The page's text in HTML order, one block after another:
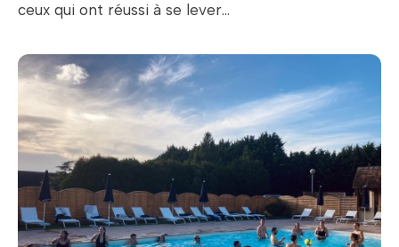
ceux qui ont réussi à se lever…